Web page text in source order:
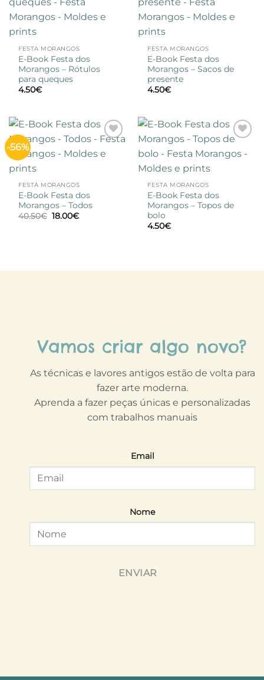
FESTA MORANGOS
E-Book Festa dos
Morangos – Rótulos
para queques
4.50€
FESTA MORANGOS
E-Book Festa dos
Morangos – Sacos de
presente
4.50€
-56%
à lista de
FESTA MORANGOS
E-Book Festa dos
Morangos – Todos
40.50€ O
18.00€O
à lista de
FESTA MORANGOS
E-Book Festa dos
Morangos – Topos de
bolo
4.50€
Vamos criar algo novo?
As técnicas e lavores antigos estão de volta para
fazer arte moderna.
Aprenda a fazer peças únicas e personalizadas
com trabalhos manuais
Email
Nome
ENVIAR